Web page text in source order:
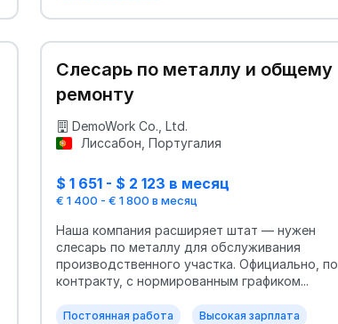
Слесарь по металлу и общему
ремонту
DemoWork Co., Ltd.
Лиссабон, Португалия
$ 1 651 - $ 2 123 в месяц
€ 1 400 - € 1 800 в месяц
Наша компания расширяет штат — нужен
слесарь по металлу для обслуживания
производственного участка. Официально, по
контракту, с нормированным графиком...
Постоянная работа Высокая зарплата